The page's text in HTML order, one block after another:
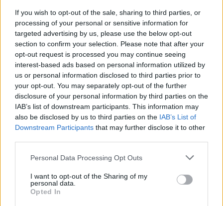
If you wish to opt-out of the sale, sharing to third parties, or
processing of your personal or sensitive information for
targeted advertising by us, please use the below opt-out
section to confirm your selection. Please note that after your
opt-out request is processed you may continue seeing
interest-based ads based on personal information utilized by
us or personal information disclosed to third parties prior to
your opt-out. You may separately opt-out of the further
disclosure of your personal information by third parties on the
IAB’s list of downstream participants. This information may
also be disclosed by us to third parties on the IAB’s List of
Downstream Participants that may further disclose it to other
Personal Data Processing Opt Outs
I want to opt-out of the Sharing of my
personal data.
Opted In
Ο Κιμ παρέθεσε επίσης δείπνο για τον Σι και την
αντιπροσωπεία του.
Οι σχέσεις Κίνας-Βόρειας Κορέας έχουν φτάσει σε
ένα «νέο ιστορικό σημείο εκκίνησης», τόνισε ο
Κινέζος πρόεδρος στην εκδήλωση για την 65η
επέτειο της συνθήκης φιλίας των δύο χωρών,
πρόσθεσε το KCNA.
Παράλληλα ο Σι δεσμεύθηκε ότι η Κίνα δεν θα
παρεκκλίνει της δέσμευσής της να διαφυλάξει τα
κοινά συμφέροντα, όμως
τα βορειοκορεατικά μέσα
ενημέρωσης δεν σχολίασαν αν το πρόγραμμα
πυρηνικών όπλων της Πιονγκγιάνγκ ή οι σχέσεις
Ο Σι πρόκειται να επιστρέψει σήμερα το απόγευμα